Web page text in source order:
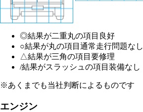
◎結果が二重丸の項目 良好
○結果が丸の項目 通常走行問題なし
△結果が三角の項目 要修理
/結果がスラッシュの項目 装備なし
※あくまでも当社判断によるものです
エンジン